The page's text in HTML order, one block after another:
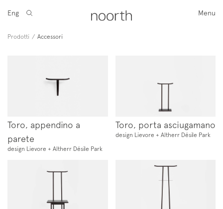
Menu
Eng
Prodotti / Accessori
Toro, appendino a
parete
design Lievore + Altherr Désile Park
Toro, porta asciugamano
design Lievore + Altherr Désile Park